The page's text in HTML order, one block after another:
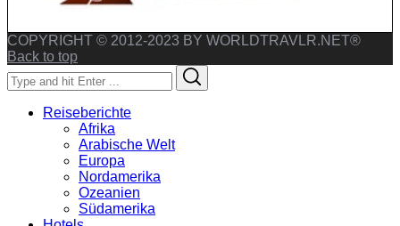
COPYRIGHT © 2012-2023 BY WORLDTRAVLR.NET®
Back to top
Search
for:
Reiseberichte
Afrika
Arabische Welt
Europa
Nordamerika
Ozeanien
Südamerika